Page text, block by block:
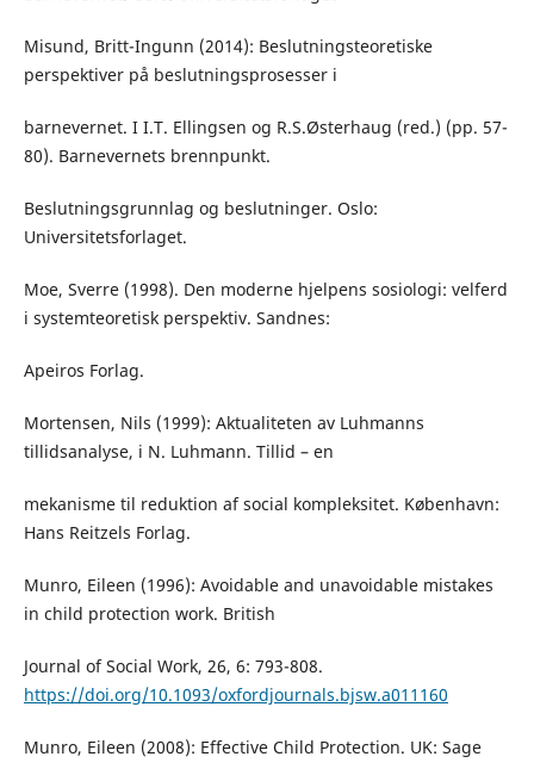
Misund, Britt-Ingunn (2014): Beslutningsteoretiske
perspektiver på beslutningsprosesser i
barnevernet. I I.T. Ellingsen og R.S.Østerhaug (red.) (pp. 57-
80). Barnevernets brennpunkt.
Beslutningsgrunnlag og beslutninger. Oslo:
Universitetsforlaget.
Moe, Sverre (1998). Den moderne hjelpens sosiologi: velferd
i systemteoretisk perspektiv. Sandnes:
Apeiros Forlag.
Mortensen, Nils (1999): Aktualiteten av Luhmanns
tillidsanalyse, i N. Luhmann. Tillid – en
mekanisme til reduktion af social kompleksitet. København:
Hans Reitzels Forlag.
Munro, Eileen (1996): Avoidable and unavoidable mistakes
in child protection work. British
Journal of Social Work, 26, 6: 793-808.
https://doi.org/10.1093/oxfordjournals.bjsw.a011160
Munro, Eileen (2008): Effective Child Protection. UK: Sage